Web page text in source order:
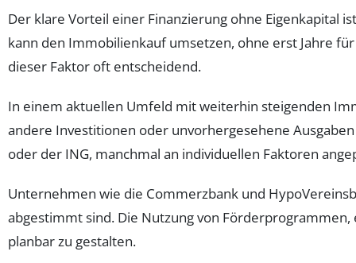
Der klare Vorteil einer Finanzierung ohne Eigenkapital
kann den Immobilienkauf umsetzen, ohne erst Jahre
dieser Faktor oft entscheidend.
In einem aktuellen Umfeld mit weiterhin steigenden
andere Investitionen oder unvorhergesehene
oder der ING, manchmal an individuellen Faktoren
Unternehmen wie die Commerzbank und
abgestimmt sind. Die Nutzung von
planbar zu gestalten.